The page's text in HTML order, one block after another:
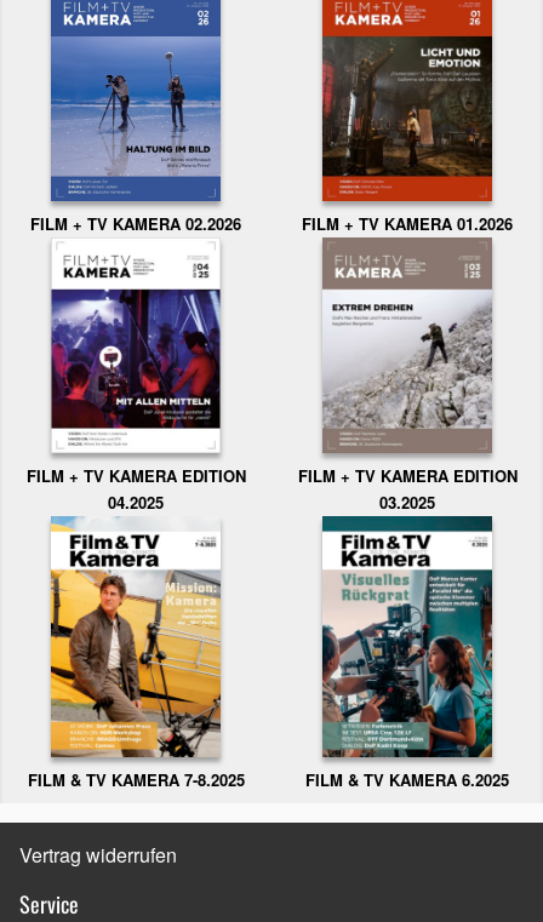
FILM + TV KAMERA 02.2026 FILM + TV KAMERA 01.2026
FILM + TV KAMERA EDITION
04.2025
FILM + TV KAMERA EDITION
03.2025
FILM & TV KAMERA 7-8.2025 FILM & TV KAMERA 6.2025
Vertrag widerrufen
Service